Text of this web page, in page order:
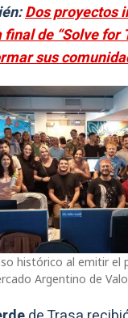
Dos proyectos
de “Solve for
sus
histórico al emitir el
Argentino de